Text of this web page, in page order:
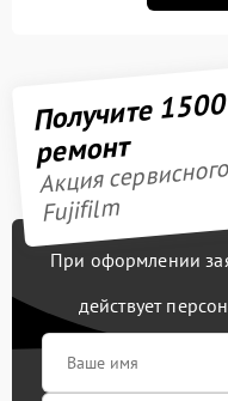
Получите
ремонт
Акция
Fujifilm
При оформлении
действует